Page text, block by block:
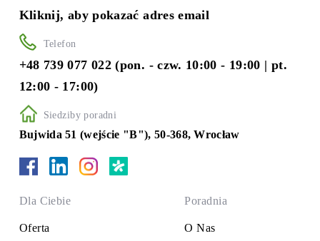
Kliknij, aby pokazać adres email
Telefon
+48 739 077 022 (pon. - czw. 10:00 - 19:00 | pt.
12:00 - 17:00)
Siedziby poradni
Bujwida 51 (wejście "B"), 50-368, Wrocław
Dla Ciebie
Oferta
Poradnia
O Nas